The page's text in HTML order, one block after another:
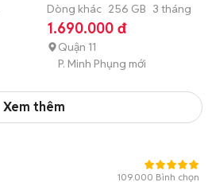
CHƠI GAME LÀM VIỆC🔥
Dòng khác 256 GB 3 tháng
1.690.000 đ
Quận 11
P. Minh Phụng mới
Xem thêm
109.000 Bình chọn